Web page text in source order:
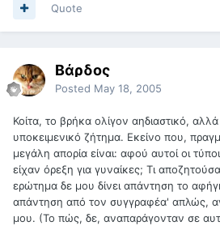
Quote
Βάρδος
Posted May 18, 2005
Κοίτα, το βρήκα ολίγον αηδιαστικό,
υποκειμενικό ζήτημα. Εκείνο που,
μεγάλη απορία είναι: αφού αυτοί οι
είχαν όρεξη για γυναίκες; Τι
ερώτημα δε μου δίνει απάντηση το
απάντηση από τον συγγραφέα' απλώς,
μου. (Το πώς, δε, αναπαράγονταν σε